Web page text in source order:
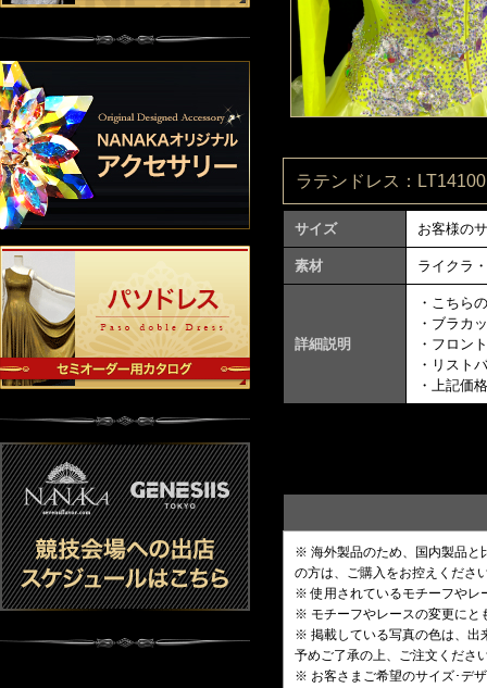
ラテンドレス：
サイズ お客様の
素材 ライクラ
詳細説明
・こちら
・ブラカ
・フロン
・リスト
・上記価
※ 海外製品のため、国内製品と
の方は、ご購入をお控えくださ
※ 使用されているモチーフやレ
※ モチーフやレースの変更にと
※ 掲載している写真の色は、出
予めご了承の上、ご注文くださ
※ お客さまご希望のサイズ･デ